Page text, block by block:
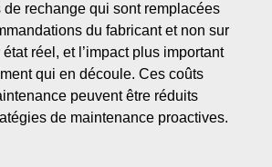
de rechange qui sont remplacées
du fabricant et non sur
réel, et l’impact plus important
qui en découle. Ces coûts
peuvent être réduits
de maintenance proactives.